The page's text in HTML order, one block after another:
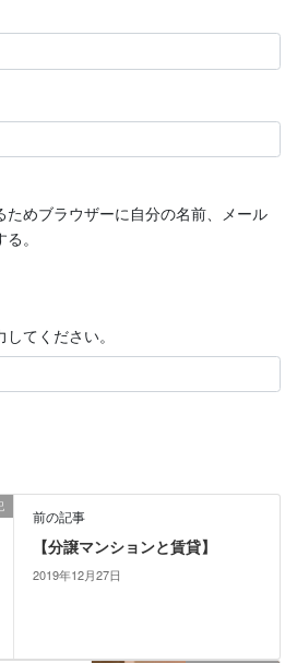
ためブラウザーに自分の名前、メール
。
てください。
前の記事
【分譲マンションと賃貸】
2019年12月27日